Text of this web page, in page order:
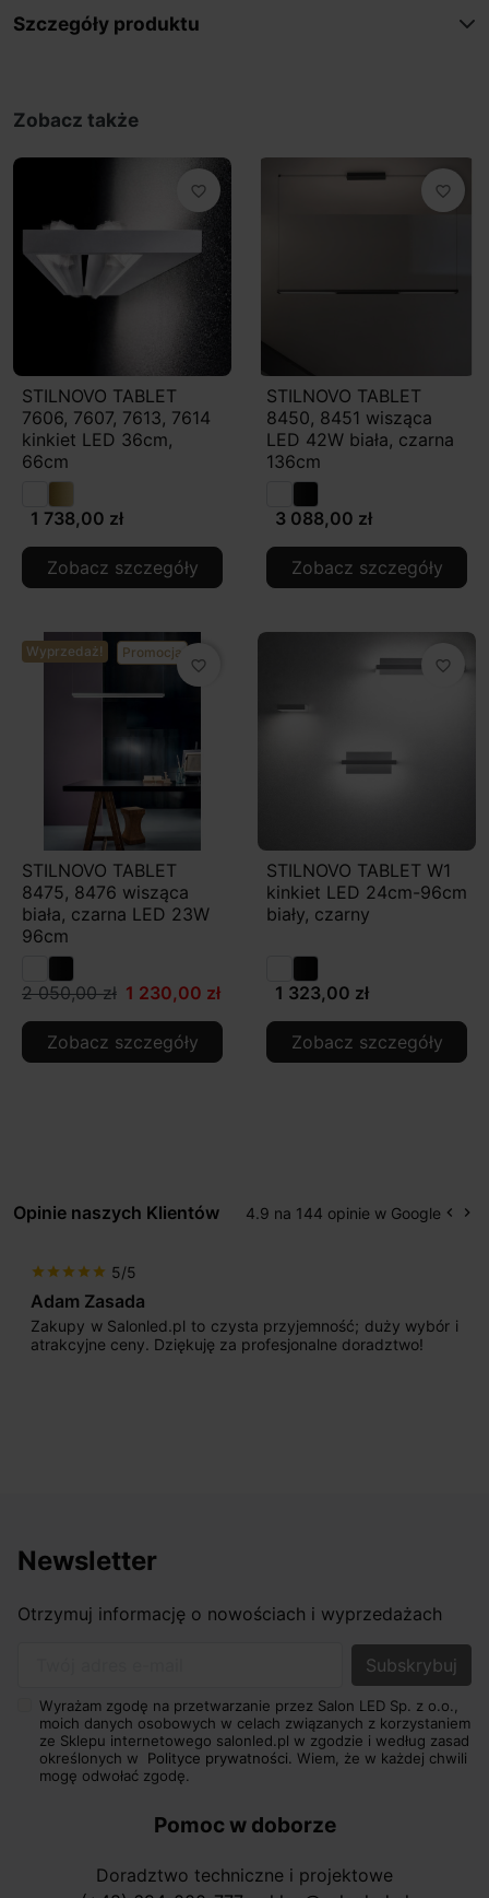
Szczegóły produktu
Zobacz także
favorite_border
STILNOVO TABLET
7606, 7607, 7613, 7614
kinkiet LED 36cm,
66cm
1 738,00 zł
Zobacz szczegóły
favorite_border
STILNOVO TABLET
8450, 8451 wisząca
LED 42W biała, czarna
136cm
3 088,00 zł
Zobacz szczegóły
Wyprzedaż! Promocja
favorite_border
STILNOVO TABLET
8475, 8476 wisząca
biała, czarna LED 23W
96cm
2 050,00 zł 1 230,00 zł
Zobacz szczegóły
favorite_border
STILNOVO TABLET W1
kinkiet LED 24cm-96cm
biały, czarny
1 323,00 zł
Zobacz szczegóły
Opinie naszych Klientów 4.9 na 144 opinie w Google keyboard_arrow_left keyboard_arrow_right
star star star star star 5/5
Adam Zasada
Zakupy w Salonled.pl to czysta przyjemność; duży wybór i
atrakcyjne ceny. Dziękuję za profesjonalne doradztwo!
Newsletter
Otrzymuj informację o nowościach i wyprzedażach
Wyrażam zgodę na przetwarzanie przez Salon LED Sp. z o.o.,
moich danych osobowych w celach związanych z korzystaniem
ze Sklepu internetowego salonled.pl w zgodzie i według zasad
określonych w Polityce prywatności. Wiem, że w każdej chwili
mogę odwołać zgodę.
Pomoc w doborze
Doradztwo techniczne i projektowe